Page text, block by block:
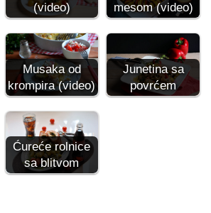
(video)
mesom (video)
Musaka od
krompira (video)
Junetina sa
povrćem
Ćureće rolnice
sa blitvom